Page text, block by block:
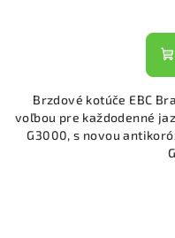
Brzdové kotúče EBC
voľbou pre každodenné
G3000, s novou